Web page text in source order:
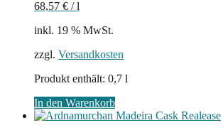
68,57 € /l
inkl. 19 % MwSt.
zzgl. Versandkosten
Produkt enthält: 0,7 l
In den Warenkorb